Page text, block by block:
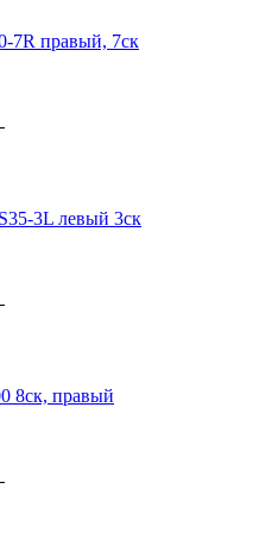
7R правый, 7ск
3L левый 3cк
8ск, правый